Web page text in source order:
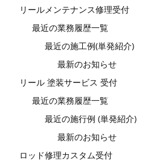
リールメンテナンス修理受付
最近の業務履歴一覧
最近の施工例(単発紹介)
最新のお知らせ
リール 塗装サービス 受付
最近の業務履歴一覧
最近の施行例 (単発紹介)
最新のお知らせ
ロッド修理カスタム受付